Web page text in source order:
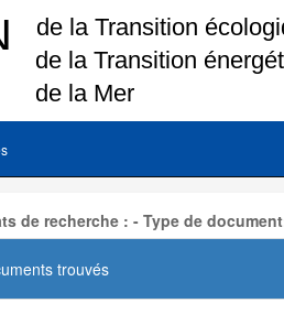
de recherche : - Type de
trouvés